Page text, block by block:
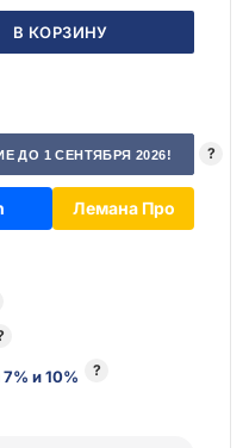
В КОРЗИНУ
ДО 1 СЕНТЯБРЯ 2026! ?
Лемана Про
и 10% ?